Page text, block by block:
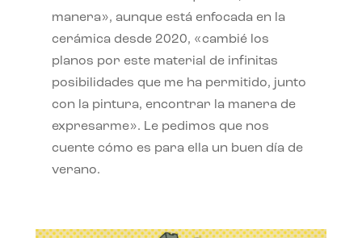
manera», aunque está enfocada en la
cerámica desde 2020, «cambié los
planos por este material de infinitas
posibilidades que me ha permitido, junto
con la pintura, encontrar la manera de
expresarme». Le pedimos que nos
cuente cómo es para ella un buen día de
verano.